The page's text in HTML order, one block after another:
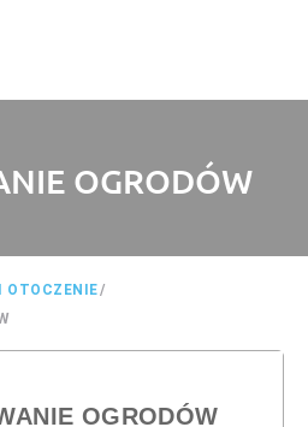
OGRODÓW
OTOCZENIE/
OGRODÓW